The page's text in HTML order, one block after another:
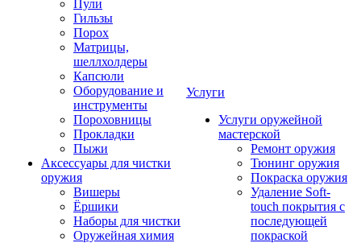
Пули
Гильзы
Порох
Матрицы,
шеллхолдеры
Капсюли
Оборудование и
инструменты
Пороховницы
Прокладки
Пыжи
Аксессуары для чистки
оружия
Вишеры
Ёршики
Наборы для чистки
Оружейная химия
Услуги
Услуги оружейной
мастерской
Ремонт оружия
Тюнинг оружия
Покраска оружия
Удаление Soft-
touch покрытия с
последующей
покраской